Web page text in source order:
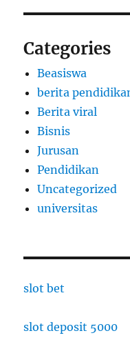
Categories
Beasiswa
berita
Berita viral
Bisnis
Jurusan
Pendidikan
Uncategorized
universitas
slot bet
slot deposit 5000